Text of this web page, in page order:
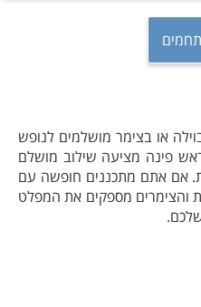
או בצימר מושלמים לנופש
פינה מציעה שילוב מושלם
אם אתם מתכננים חופשה עם
והצימרים מספקים את המפלט
אזורי מגורים מרווחים, חדרי